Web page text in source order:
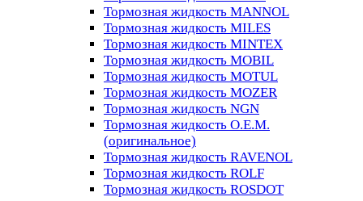
Тормозная жидкость MANNOL
Тормозная жидкость MILES
Тормозная жидкость MINTEX
Тормозная жидкость MOBIL
Тормозная жидкость MOTUL
Тормозная жидкость MOZER
Тормозная жидкость NGN
Тормозная жидкость O.E.M.
(оригинальное)
Тормозная жидкость RAVENOL
Тормозная жидкость ROLF
Тормозная жидкость ROSDOT